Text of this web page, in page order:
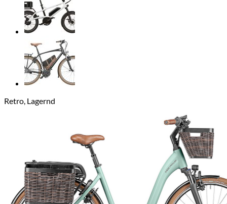
Retro, Lagernd